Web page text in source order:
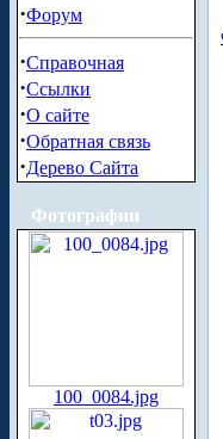
·Форум
·Справочная
·Ссылки
·О сайте
·Обратная связь
·Дерево Сайта
Фотографии
100_0084.jpg